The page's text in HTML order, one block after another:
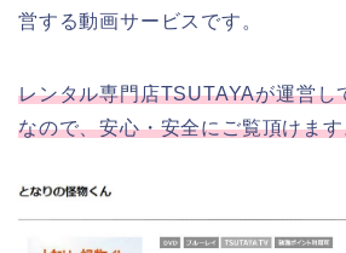
営する動画サービスです。
レンタル専門店TSUTAYAが運営し
なので、安心・安全にご覧頂けま